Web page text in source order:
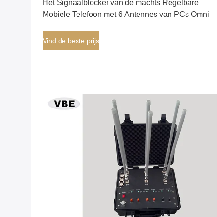
Het Signaalblocker van de machts Regelbare
Mobiele Telefoon met 6 Antennes van PCs Omni
Vind de beste prijs